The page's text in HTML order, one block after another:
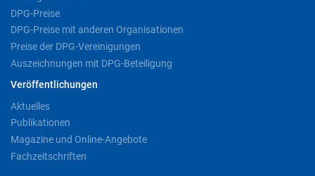
DPG-Preise
DPG-Preise mit anderen Organisationen
Preise der DPG-Vereinigungen
Auszeichnungen mit DPG-Beteiligung
Veröffentlichungen
Aktuelles
Publikationen
Magazine und Online-Angebote
Fachzeitschriften